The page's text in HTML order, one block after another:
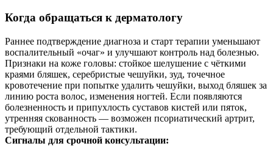
Когда обращаться к дерматологу
Раннее подтверждение диагноза и старт терапии уменьшают
воспалительный «очаг» и улучшают контроль над болезнью.
Признаки на коже головы: стойкое шелушение с чёткими
краями бляшек, серебристые чешуйки, зуд, точечное
кровотечение при попытке удалить чешуйки, выход бляшек за
линию роста волос, изменения ногтей. Если появляются
болезненность и припухлость суставов кистей или пяток,
утренняя скованность — возможен псориатический артрит,
требующий отдельной тактики.
Сигналы для срочной консультации: